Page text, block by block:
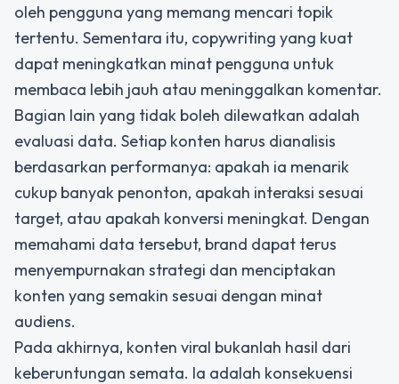
oleh pengguna yang memang mencari topik
tertentu. Sementara itu, copywriting yang kuat
dapat meningkatkan minat pengguna untuk
membaca lebih jauh atau meninggalkan komentar.
Bagian lain yang tidak boleh dilewatkan adalah
evaluasi data. Setiap konten harus dianalisis
berdasarkan performanya: apakah ia menarik
cukup banyak penonton, apakah interaksi sesuai
target, atau apakah konversi meningkat. Dengan
memahami data tersebut, brand dapat terus
menyempurnakan strategi dan menciptakan
konten yang semakin sesuai dengan minat
audiens.
Pada akhirnya, konten viral bukanlah hasil dari
keberuntungan semata. Ia adalah konsekuensi